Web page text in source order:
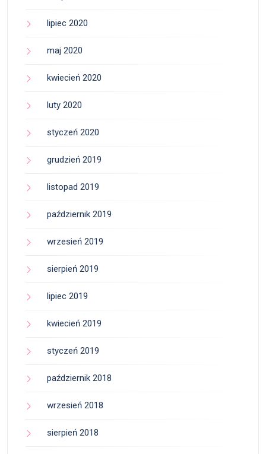
lipiec 2020
maj 2020
kwiecień 2020
luty 2020
styczeń 2020
grudzień 2019
listopad 2019
październik 2019
wrzesień 2019
sierpień 2019
lipiec 2019
kwiecień 2019
styczeń 2019
październik 2018
wrzesień 2018
sierpień 2018